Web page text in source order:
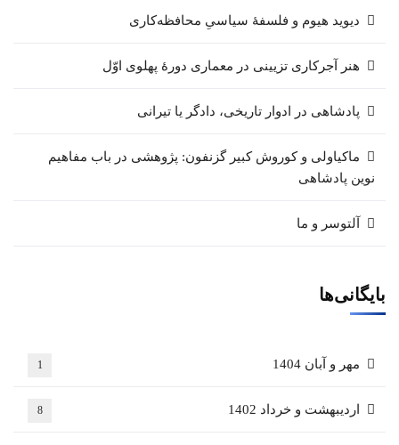
دیوید هیوم و فلسفهٔ سیاسیِ محافظه‌کاری
هنر آجرکاری تزیینی در معماری دورهٔ پهلوی اوّل
پادشاهی در ادوار تاریخی، دادگر یا تیرانی
ماکیاولی و کوروش کبیر گزنفون: پژوهشی در باب مفاهیم
نوین پادشاهی
آلتوسر و ما
بایگانی‌ها
مهر و آبان 1404 1
اردیبهشت و خرداد 1402 8